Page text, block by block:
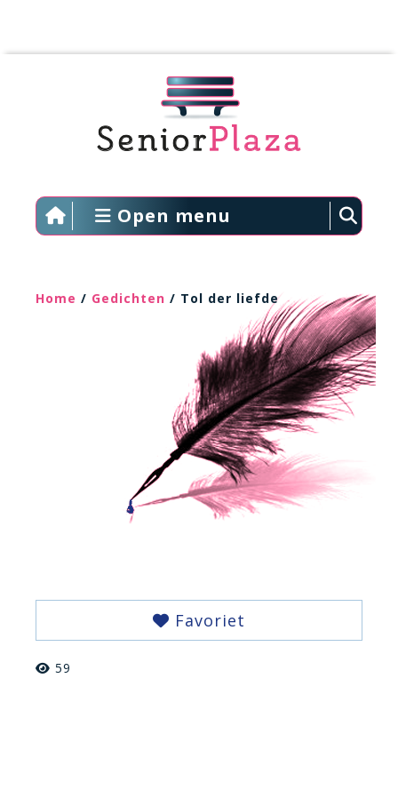
Open menu
Home / Gedichten / Tol der liefde
Favoriet
59